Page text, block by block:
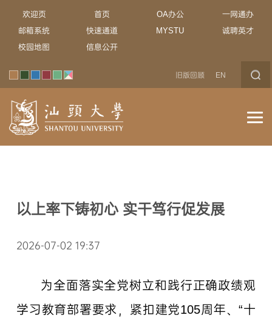
欢迎页 首页 OA办公
一网通办
邮箱系统
快速通道 MYSTU
诚聘英才
校园地图
信息公开
旧版回顾 EN
以上率下铸初心 实干笃行促发展
2026-07-02 19:37
为全面落实全党树立和践行正确政绩观
学习教育部署要求，紧扣建党105周年、“十